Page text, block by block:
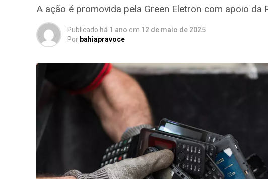
A ação é promovida pela Green Eletron com apoio
Publicado há 1 ano em 12 de maio de 2025
Por bahiapravoce